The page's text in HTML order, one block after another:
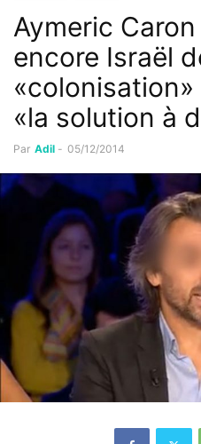
Aymeric
encore Israël
«la solution à
Par Adil - 05/12/2014